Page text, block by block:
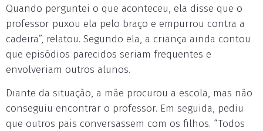
Quando perguntei o que aconteceu, ela disse que o
professor puxou ela pelo braço e empurrou contra a
cadeira”, relatou. Segundo ela, a criança ainda contou
que episódios parecidos seriam frequentes e
envolveriam outros alunos.
Diante da situação, a mãe procurou a escola, mas não
conseguiu encontrar o professor. Em seguida, pediu
que outros pais conversassem com os filhos. “Todos